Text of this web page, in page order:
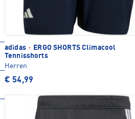
adidas ·
ERGO SHORTS Climacool
Tennisshorts
Herren
€ 54,99